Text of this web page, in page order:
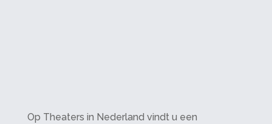
Op Theaters in Nederland vindt u een